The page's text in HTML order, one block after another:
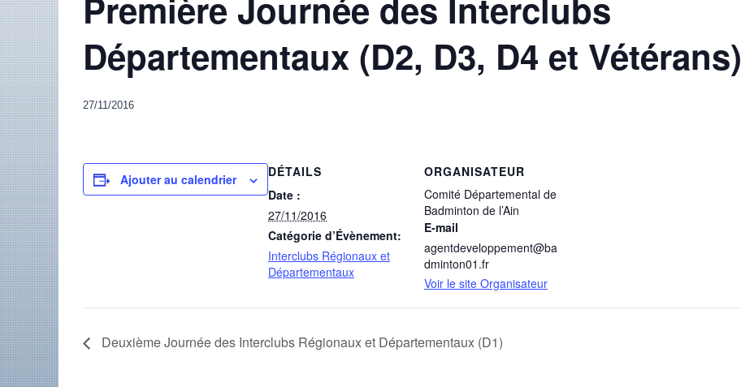
Première Journée des Interclubs
Départementaux (D2, D3, D4 et Vétérans)
27/11/2016
Ajouter au calendrier
DÉTAILS
Date :
27/11/2016
Catégorie d’Évènement:
Interclubs Régionaux et
Départementaux
ORGANISATEUR
Comité Départemental de
Badminton de l’Ain
E-mail
agentdeveloppement@ba
dminton01.fr
Voir le site Organisateur
Deuxième Journée des Interclubs Régionaux et Départementaux (D1)